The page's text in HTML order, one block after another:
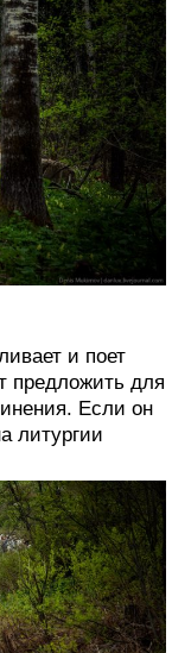
и поет
предложить для
Если он
литургии